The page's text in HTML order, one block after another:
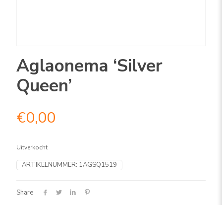
Aglaonema ‘Silver
Queen’
€0,00
Uitverkocht
ARTIKELNUMMER: 1AGSQ1519
Share